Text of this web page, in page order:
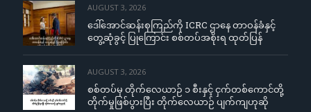
AUGUST 3, 2026
ဒေါ်အောင်ဆန်းစုကြည်ကို ICRC ဌာနေ တာဝန်ခံနှင့်
တွေ့ဆုံခွင့် ပြုကြောင်း စစ်တပ်အစိုးရ ထုတ်ပြန်
AUGUST 3, 2026
စစ်တပ်မှ တိုက်လေယာဉ် ၁ စီးနှင့် ငှက်တစ်ကောင်တို့
တိုက်မှုဖြစ်ပွားပြီး တိုက်လေယာဉ် ပျက်ကျဟုဆို